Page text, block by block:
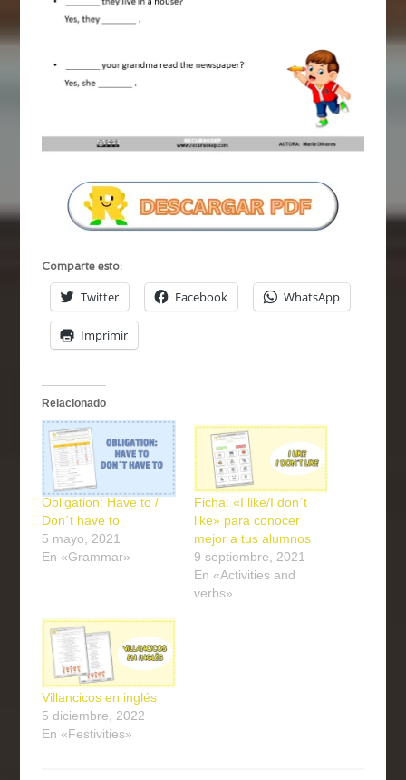
Comparte esto:
Twitter Facebook WhatsApp
Imprimir
Relacionado
Obligation: Have to /
Don´t have to
5 mayo, 2021
En «Grammar»
Ficha: «I like/I don´t
like» para conocer
mejor a tus alumnos
9 septiembre, 2021
En «Activities and
verbs»
Villancicos en inglés
5 diciembre, 2022
En «Festivities»